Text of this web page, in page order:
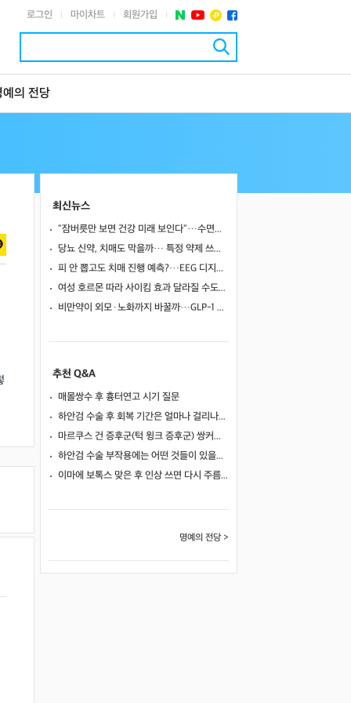
로그인 마이차트 회원가입
예의 전당
최신뉴스
"잠버릇만 보면 건강 미래 보인다"…수면검사로 숨은 5개 위험군 찾아 사망·심혈관·뇌질환 예측
당뇨 신약, 치매도 막을까… 특정 약제 쓰면 치매 위험 25~38% 낮아졌다
피 안 뽑고도 치매 진행 예측?…EEG 디지털 트윈, 기존 바이오마커만큼 정확했다
여성 호르몬 따라 사이킴 효과 달라질 수도…에스트로겐·프로게스테론이 약효·부작용 변동에 관여할 가능성
비만약이 외모·노화까지 바꿀까…GLP-1 계열의 60~80% 간지방 감소
추천 Q&A
매몰쌍수 후 흉터연고 시기 질문
하안검 수술 후 회복 기간은 얼마나 걸리나요?
마르쿠스 건 증후군(턱 윙크 증후군) 쌍커풀 수술 가능 여부
하안검 수술 부작용에는 어떤 것들이 있을까요?
이마에 보톡스 맞은 후 인상 쓰면 다시 주름이 생길까요?
명예의 전당 >